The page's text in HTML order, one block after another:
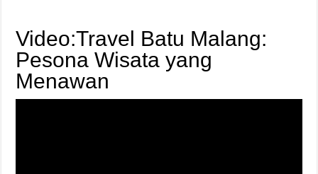
Video:Travel Batu Malang:
Pesona Wisata yang
Menawan